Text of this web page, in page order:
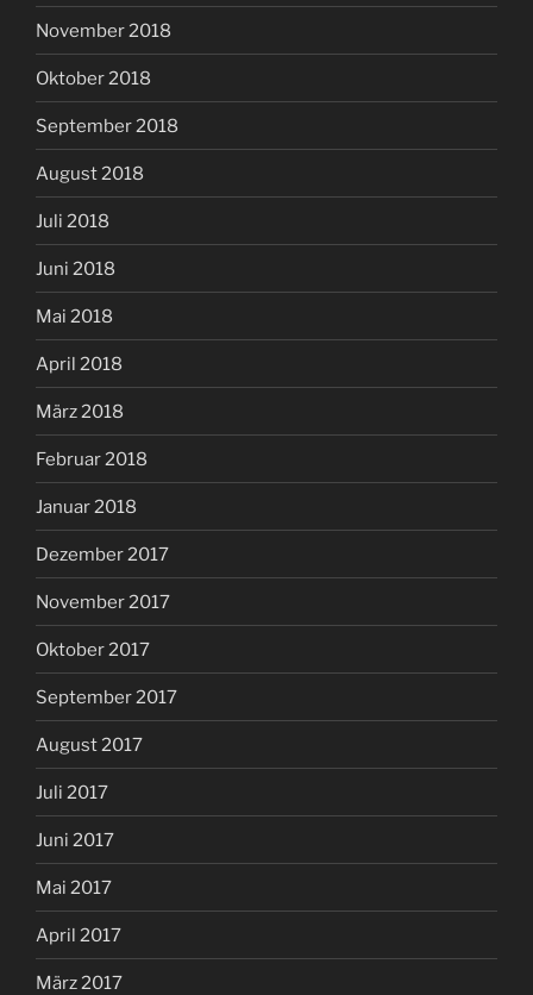
November 2018
Oktober 2018
September 2018
August 2018
Juli 2018
Juni 2018
Mai 2018
April 2018
März 2018
Februar 2018
Januar 2018
Dezember 2017
November 2017
Oktober 2017
September 2017
August 2017
Juli 2017
Juni 2017
Mai 2017
April 2017
März 2017